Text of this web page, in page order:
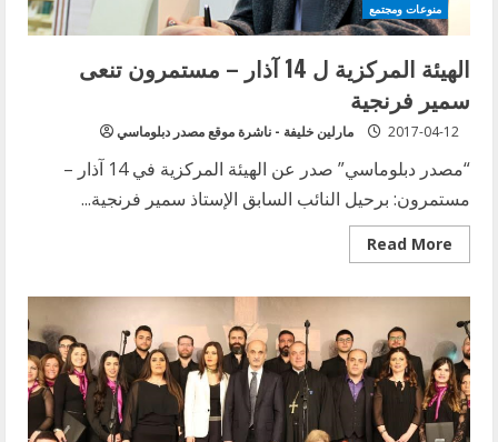
منوعات ومجتمع
الهيئة المركزية ل 14 آذار – مستمرون تنعى
سمير فرنجية
مارلين خليفة - ناشرة موقع مصدر دبلوماسي 2017-04-12
“مصدر دبلوماسي” صدر عن الهيئة المركزية في 14 آذار –
مستمرون: برحيل النائب السابق الإستاذ سمير فرنجية...
Read More
Read
more
المركزية
آذار
–
مستمرون
تنعى
سمير
فرنجية